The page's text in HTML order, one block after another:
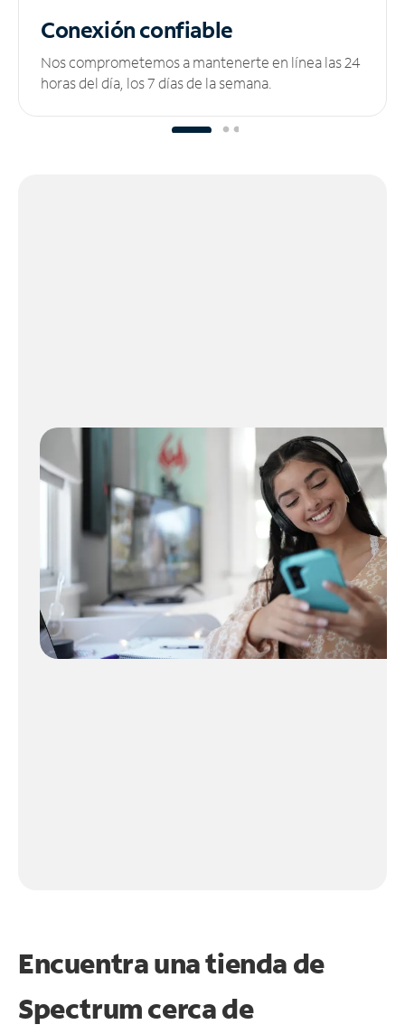
Conexión confiable
Nos comprometemos a mantenerte en línea las 24
horas del día, los 7 días de la semana.
Encuentra una tienda de
Spectrumcerca de